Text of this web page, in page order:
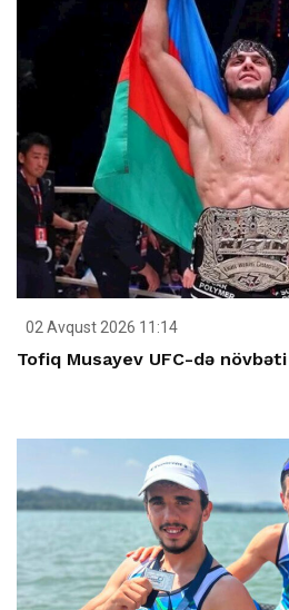
02 Avqust 2026 11:14
Tofiq Musayev UFC-də